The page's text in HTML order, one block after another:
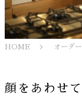
HOME オーダ
顔をあわせ